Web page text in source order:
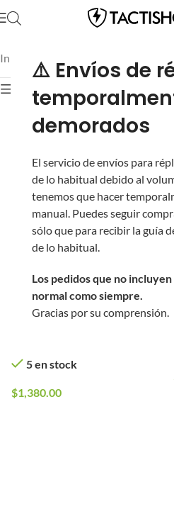
⚠️ Envíos de
demorados
El servicio de envíos para
de lo habitual debido al
tenemos que hacer
manual. Puedes seguir
sólo que para recibir la guía
de lo habitual.
Los pedidos que no
normal como siempre.
Gracias por su comprensión.
Inicio
Mostrar filtros
Cargador de Gas KWA
para Pistolas GBB M9,
M9 Tactical, M93R de
Airsoft (Tipo: 25 BBs)
5 en stock
$1,380.00